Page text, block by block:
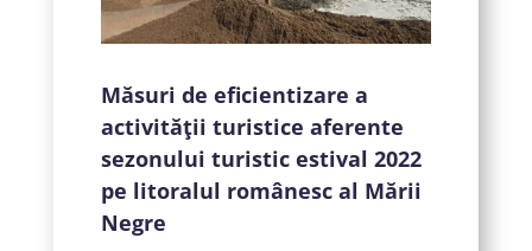
Măsuri de eficientizare a
activităţii turistice aferente
sezonului turistic estival 2022
pe litoralul românesc al Mării
Negre